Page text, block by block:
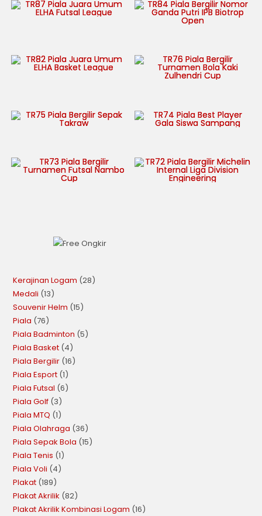
Kerajinan Logam 28
Medali 13
Souvenir Helm 15
Piala 76
Piala Badminton 5
Piala Basket 4
Piala Bergilir 16
Piala Esport 1
Piala Futsal 6
Piala Golf 3
Piala MTQ 1
Piala Olahraga 36
Piala Sepak Bola 15
Piala Tenis 1
Piala Voli 4
Plakat 189
Plakat Akrilik 82
Plakat Akrilik Kombinasi Logam 16